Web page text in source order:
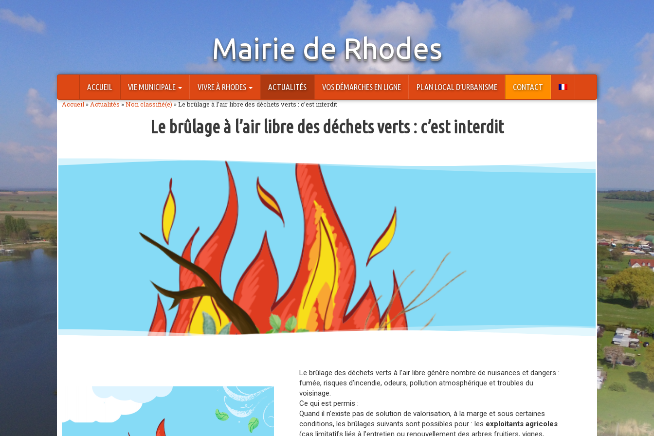
Mairie de Rhodes
ACCUEIL VIE MUNICIPALE VIVRE À RHODES ACTUALITÉS VOS DÉMARCHES EN LIGNE PLAN LOCAL D’URBANISME CONTACT
Accueil»Actualités»Non classifié(e)»Le brûlage à l’air libre des déchets verts : c’est interdit
Le brûlage à l’air libre des déchets verts : c’est interdit
Le brûlage des déchets verts à l’air libre génère nombre de nuisances et dangers :
fumée, risques d’incendie, odeurs, pollution atmosphérique et troubles du
voisinage.
Ce qui est permis :
Quand il n’existe pas de solution de valorisation, à la marge et sous certaines
conditions, les brûlages suivants sont possibles pour : les exploitants agricoles
(cas limitatifs liés à l’entretien ou renouvellement des arbres fruitiers, vignes,